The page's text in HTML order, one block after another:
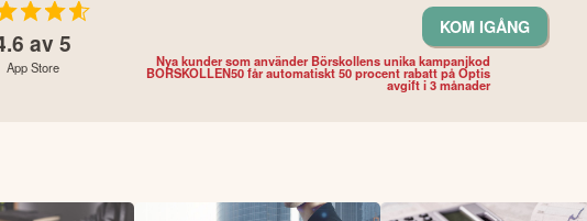
av 5
App Store
KOM IGÅNG
Nya kunder som använder Börskollens unika kampanjkod
BORSKOLLEN50 får automatiskt 50 procent rabatt på Optis
avgift i 3 månader